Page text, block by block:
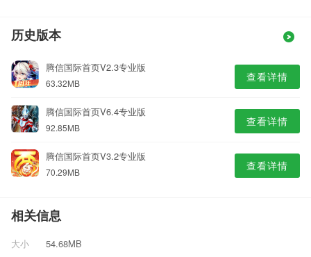
历史版本
腾信国际首页V2.3专业版
63.32MB 查看详情
腾信国际首页V6.4专业版
92.85MB 查看详情
腾信国际首页V3.2专业版
70.29MB 查看详情
相关信息
大小
54.68MB